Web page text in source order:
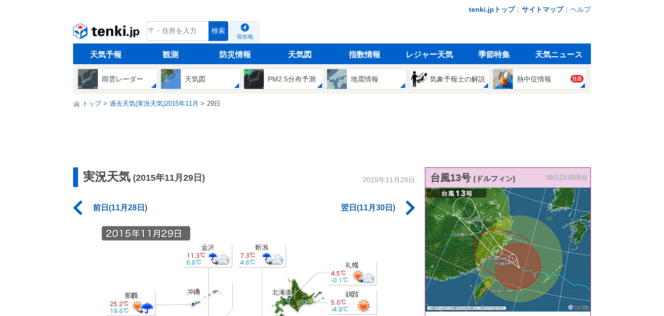
tenki.jpトップ｜ サイトマップ｜ ヘルプ
tenki.jp 検索
現在地
天気予報 観測 防災情報 天気図 指数情報 レジャー天気 季節特集 天気ニュース
雨雲レーダー 天気図 PM2.5分布予測 地震情報 気象予報士の解説 熱中症情報 注目
トップ 過去天気(実況天気)2015年11月 29日
実況天気 (2015年11月29日) 2015年11月29日
前日(11月28日) 翌日(11月30日)
台風13号 (ドルフィン) 08日23:00現在